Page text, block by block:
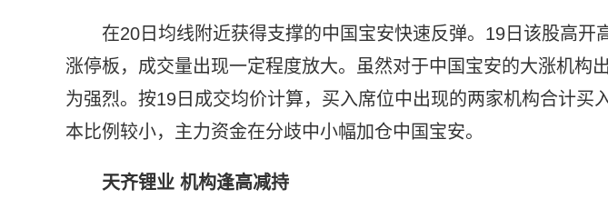
在20日均线附近获得支撑的中国宝安快速反弹。19日该股高开
涨停板，成交量出现一定程度放大。虽然对于中国宝安的大涨机构
为强烈。按19日成交均价计算，买入席位中出现的两家机构合计买
本比例较小，主力资金在分歧中小幅加仓中国宝安。
天齐锂业 机构逢高减持